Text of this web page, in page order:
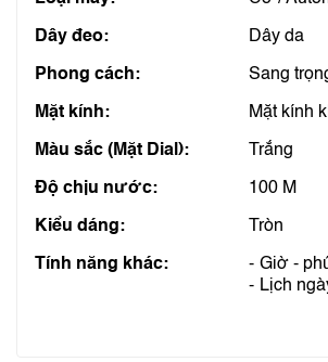
Dây đeo: Dây da
Phong cách: Sang
Mặt kính: Mặt kính
Màu sắc (Mặt Dial): Trắng
Độ chịu nước: 100 M
Kiểu dáng: Tròn
Tính năng khác:
Giờ -
Lịch